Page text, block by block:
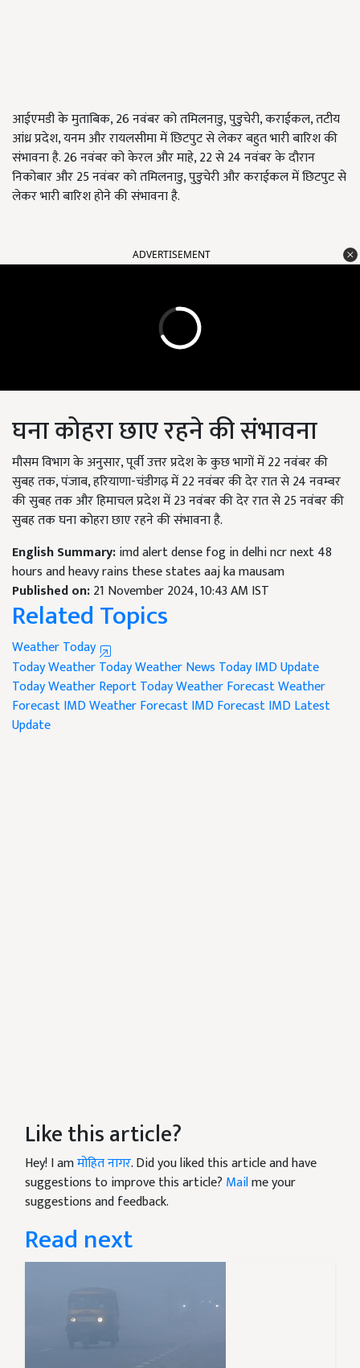
आईएमडी के मुताबिक, 26 नवंबर को तमिलनाडु, पुडुचेरी, कराईकल, तटीय
आंध्र प्रदेश, यनम और रायलसीमा में छिटपुट से लेकर बहुत भारी बारिश की
संभावना है. 26 नवंबर को केरल और माहे, 22 से 24 नवंबर के दौरान
निकोबार और 25 नवंबर को तमिलनाडु, पुडुचेरी और कराईकल में छिटपुट से
लेकर भारी बारिश होने की संभावना है.
ADVERTISEMENT
घना कोहरा छाए रहने की संभावना
मौसम विभाग के अनुसार, पूर्वी उत्तर प्रदेश के कुछ भागों में 22 नवंबर की
सुबह तक, पंजाब, हरियाणा-चंडीगढ़ में 22 नवंबर की देर रात से 24 नवम्बर
की सुबह तक और हिमाचल प्रदेश में 23 नवंबर की देर रात से 25 नवंबर की
सुबह तक घना कोहरा छाए रहने की संभावना है.
English Summary:imd alert dense fog in delhi ncr next 48
hours and heavy rains these states aaj ka mausam
Published on:21 November 2024, 10:43 AM IST
Related Topics
Weather Today
Today WeatherToday Weather News Today IMD Update
Today Weather ReportToday Weather ForecastWeather
ForecastIMD Weather ForecastIMD ForecastIMD Latest
Update
Like this article?
Hey! I amमोहित नागर. Did you liked this article and have
suggestions to improve this article? Mailme your
suggestions and feedback.
Read next